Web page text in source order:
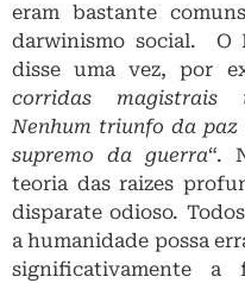
eram bastante
darwinismo social. O
disse uma vez, por
corridas magistrais
Nenhum triunfo da
supremo da guerra“.
teoria das raizes
disparate odioso.
a humanidade possa
significativamente a